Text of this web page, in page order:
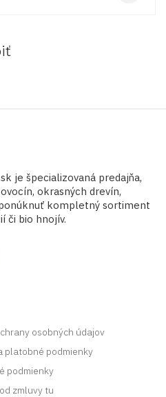
je špecializovaná predajňa,
okrasných drevín,
kompletný sortiment
či bio hnojív.
osobných údajov
platobné podmienky
podmienky
zmluvy tu